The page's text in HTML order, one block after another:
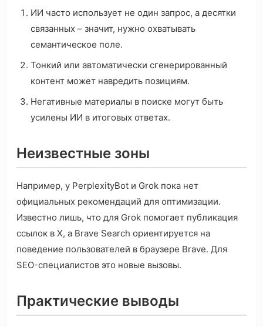
ИИ часто использует не один запрос, а десятки
связанных – значит, нужно охватывать
семантическое поле.
Тонкий или автоматически сгенерированный
контент может навредить позициям.
Негативные материалы в поиске могут быть
усилены ИИ в итоговых ответах.
Неизвестные зоны
Например, у PerplexityBot и Grok пока нет
официальных рекомендаций для оптимизации.
Известно лишь, что для Grok помогает публикация
ссылок в X, а Brave Search ориентируется на
поведение пользователей в браузере Brave. Для
SEO-специалистов это новые вызовы.
Практические выводы